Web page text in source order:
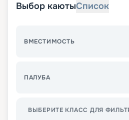
Выбор каютыСписок
ВМЕСТИМОСТЬ
ПАЛУБА
ВЫБЕРИТЕ КЛАСС ДЛЯ